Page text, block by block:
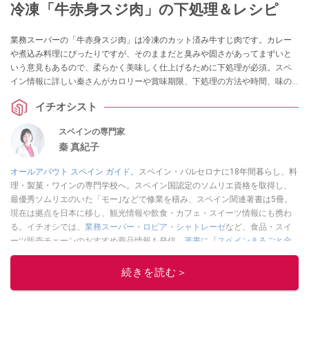
冷凍「牛赤身スジ肉」の下処理＆レシピ
業務スーパーの「牛赤身スジ肉」は冷凍のカット済み牛すじ肉です。カレー
や煮込み料理にぴったりですが、そのままだと臭みや固さがあってまずいと
いう意見もあるので、柔らかく美味しく仕上げるために下処理が必須。スペ
イン情報に詳しい秦さんがカロリーや賞味期限、下処理の方法や時間、味の
連商品も紹介します。
イチオシスト
スペインの専門家
秦 真紀子
オールアバウト スペイン ガイド。
スペイン・バルセロナに18年間暮らし、料
理・製菓・ワインの専門学校へ。スペイン国認定のソムリエ資格を取得し、
最優秀ソムリエのいた「モー｣などで修業を積み、スペイン関連著書は5冊。
現在は拠点を日本に移し、観光情報や飲食・カフェ・スイーツ情報にも携わ
る。イチオシでは、 業務スーパー ・ ロピア ・ シャトレーゼなど、食品・スイ
ーツ販売チェーンのおすすめ商品情報も発信。 著書に『スペインまるごと全
17州おいしい旅』（‎産業編集センター刊）ほか。■経歴：ワイナリーツアー
ガイドや、飲食関連の方の視察旅行のコーディネートやガイド、スペインの
続きを読む＞